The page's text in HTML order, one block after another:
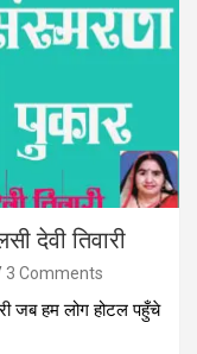
देवी तिवारी
3 Comments
जब हम लोग होटल पहुँचे